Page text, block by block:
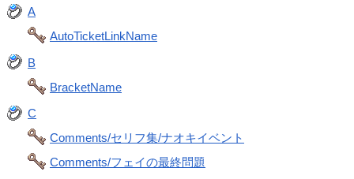
A
AutoTicketLinkName
B
BracketName
C
Comments/セリフ集/ナオキイベント
Comments/フェイの最終問題